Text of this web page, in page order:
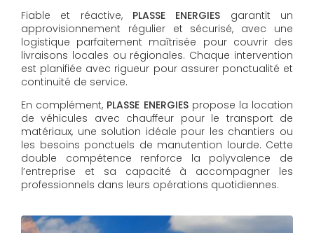
Fiable et réactive, PLASSE ENERGIES garantit un
approvisionnement régulier et sécurisé, avec une
logistique parfaitement maîtrisée pour couvrir des
livraisons locales ou régionales. Chaque intervention
est planifiée avec rigueur pour assurer ponctualité et
continuité de service.
En complément, PLASSE ENERGIESpropose la location
de véhicules avec chauffeur pour le transport de
matériaux, une solution idéale pour les chantiers ou
les besoins ponctuels de manutention lourde. Cette
double compétence renforce la polyvalence de
l’entreprise et sa capacité à accompagner les
professionnels dans leurs opérations quotidiennes.